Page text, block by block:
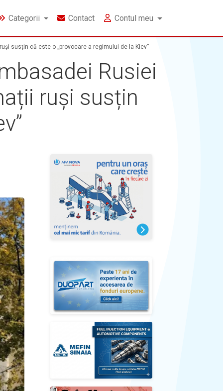
Categorii Contact Contul meu
susțin că este o „provocare a regimului de la Kiev”
Rusiei
ruși susțin